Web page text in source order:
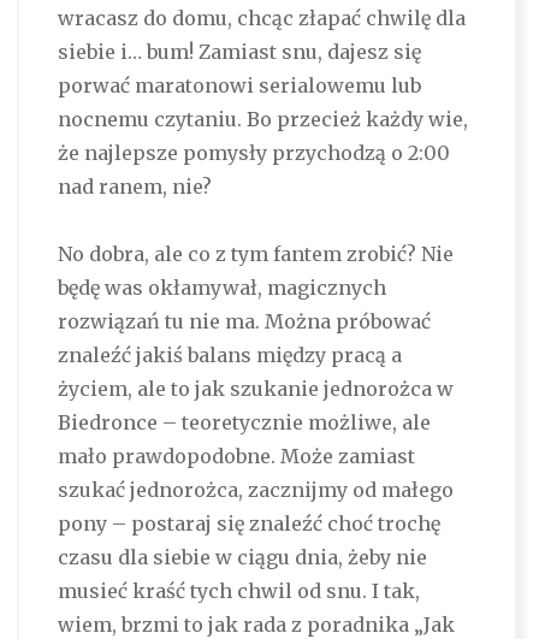
wracasz do domu, chcąc złapać chwilę dla
siebie i… bum! Zamiast snu, dajesz się
porwać maratonowi serialowemu lub
nocnemu czytaniu. Bo przecież każdy wie,
że najlepsze pomysły przychodzą o 2:00
nad ranem, nie?
No dobra, ale co z tym fantem zrobić? Nie
będę was okłamywał, magicznych
rozwiązań tu nie ma. Można próbować
znaleźć jakiś balans między pracą a
życiem, ale to jak szukanie jednorożca w
Biedronce – teoretycznie możliwe, ale
mało prawdopodobne. Może zamiast
szukać jednorożca, zacznijmy od małego
pony – postaraj się znaleźć choć trochę
czasu dla siebie w ciągu dnia, żeby nie
musieć kraść tych chwil od snu. I tak,
wiem, brzmi to jak rada z poradnika „Jak